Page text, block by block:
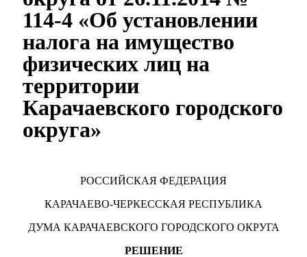
114-4 «Об установлении
налога на имущество
физических лиц на
территории
Карачаевского городского
округа»
РОССИЙСКАЯ ФЕДЕРАЦИЯ
КАРАЧАЕВО-ЧЕРКЕССКАЯ РЕСПУБЛИКА
ДУМА КАРАЧАЕВСКОГО ГОРОДСКОГО ОКРУГА
РЕШЕНИЕ